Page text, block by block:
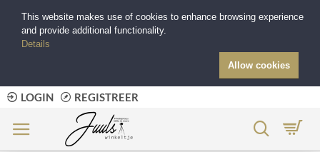
LOGIN REGISTREER
This website makes use of cookies to enhance browsing experience
and provide additional functionality.
Details
Allow cookies